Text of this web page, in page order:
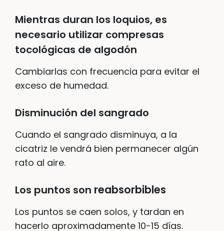
Mientras duran los loquios, es
necesario utilizar compresas
tocológicas de algodón
Cambiarlas con frecuencia para evitar el
exceso de humedad.
Disminución del sangrado
Cuando el sangrado disminuya, a la
cicatriz le vendrá bien permanecer algún
rato al aire.
Los puntos son reabsorbibles
Los puntos se caen solos, y tardan en
hacerlo aproximadamente 10-15 días.